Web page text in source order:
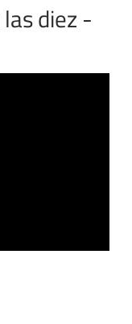
diez -